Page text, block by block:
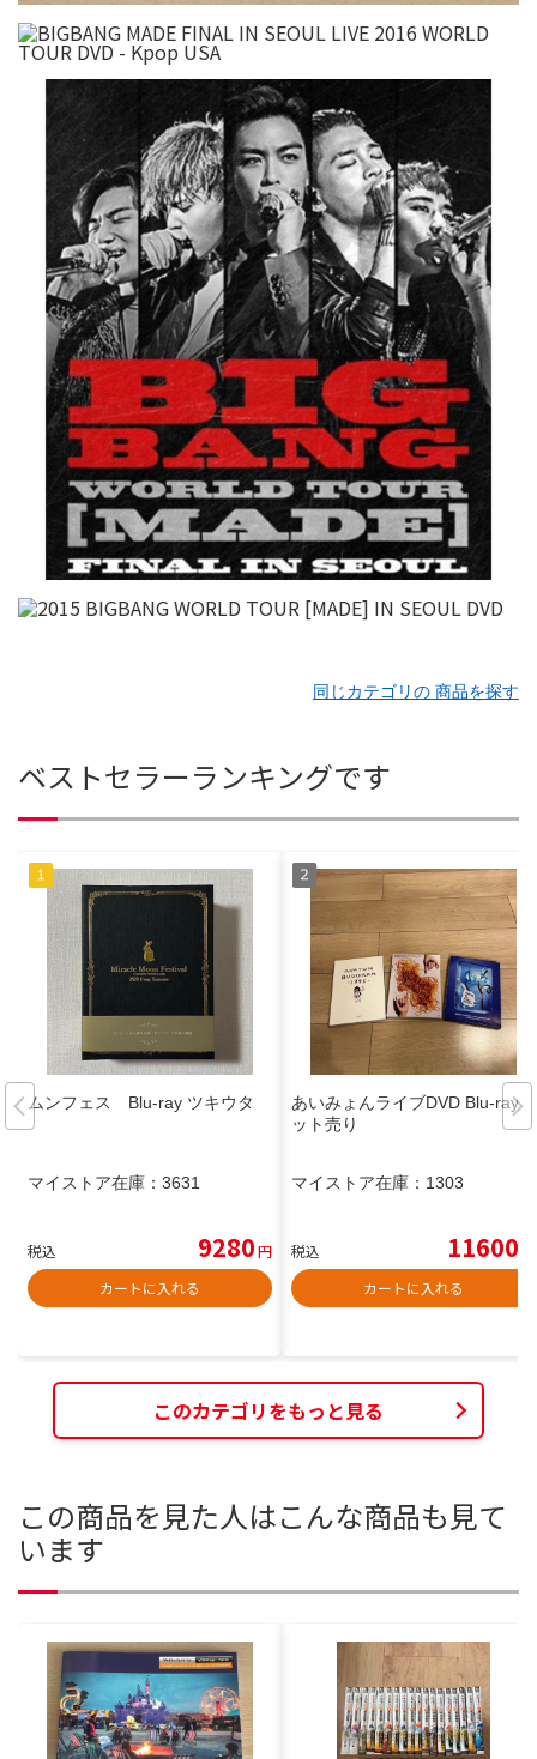
同じカテゴリの 商品を探す
ベストセラーランキングです
ムンフェス Blu-ray ツキウタ
マイストア在庫： 3631
税込 9280円
カートに入れる
あいみょんライブDVD Blu-rayセ
ット売り
マイストア在庫： 1303
税込 11600
カートに入れる
このカテゴリをもっと見る
この商品を見た人はこんな商品も見て
います